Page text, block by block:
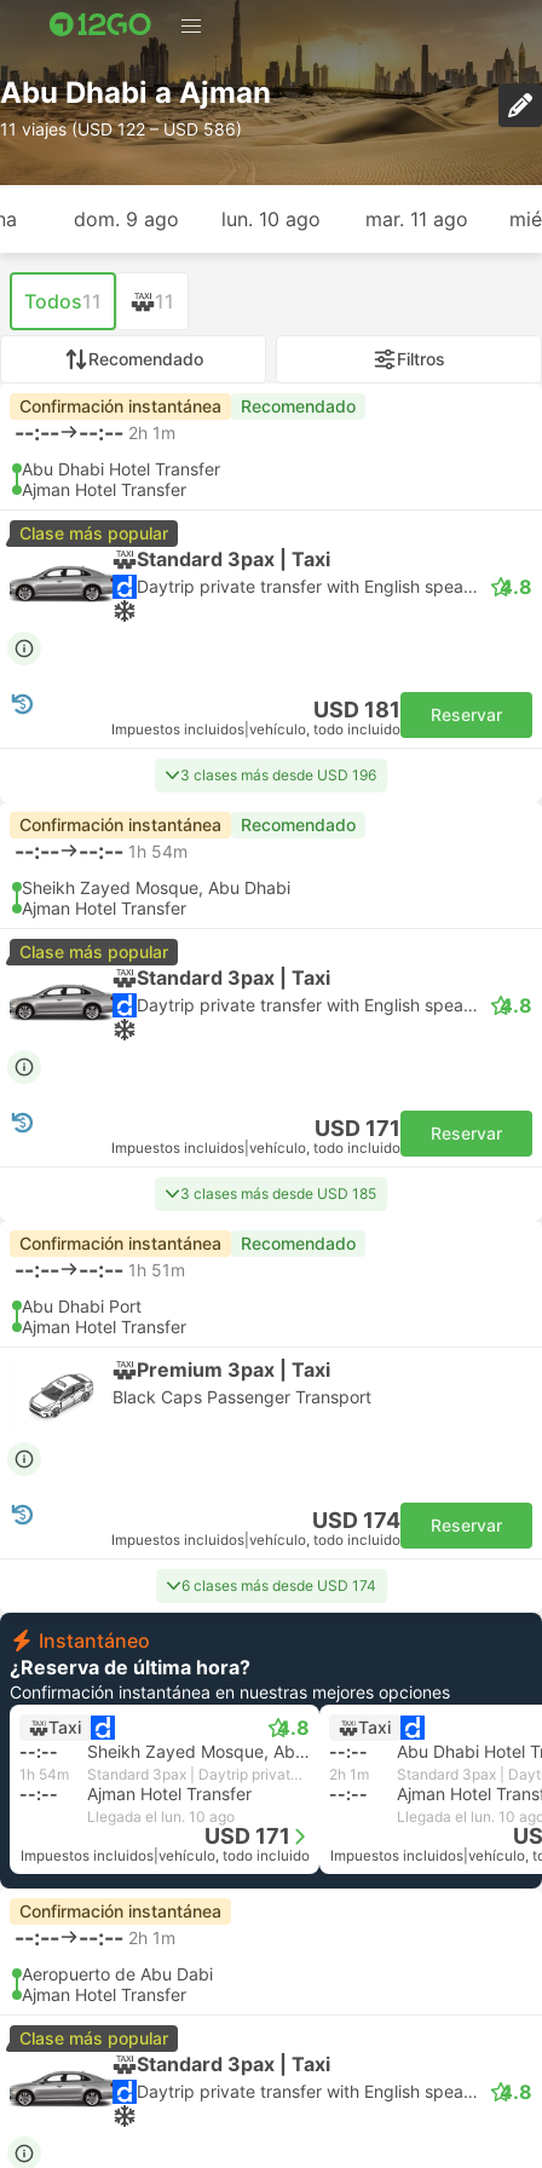
Abu Dhabi a Ajman
11 viajes (USD 122 – USD 586)
dom. 9 ago lun. 10 ago mar. 11 ago
Todos11 11
Recomendado Filtros
Confirmación instantánea Recomendado
--:-- --:-- 2h 1m
Abu Dhabi Hotel Transfer
Ajman Hotel Transfer
Clase más popular
Standard 3pax | Taxi
Daytrip private transfer with English speaking driver 4.8
USD 181
Impuestos incluidos vehículo, todo incluido
Reservar
3 clases más desde USD 196
Confirmación instantánea Recomendado
--:-- --:-- 1h 54m
Sheikh Zayed Mosque, Abu Dhabi
Ajman Hotel Transfer
Clase más popular
Standard 3pax | Taxi
Daytrip private transfer with English speaking driver 4.8
USD 171
Impuestos incluidos vehículo, todo incluido
Reservar
3 clases más desde USD 185
Confirmación instantánea Recomendado
--:-- --:-- 1h 51m
Abu Dhabi Port
Ajman Hotel Transfer
Premium 3pax | Taxi
Black Caps Passenger Transport
USD 174
Impuestos incluidos vehículo, todo incluido
Reservar
6 clases más desde USD 174
Instantáneo
¿Reserva de última hora?
Confirmación instantánea en nuestras mejores opciones
Taxi
4.8
--:-- Sheikh Zayed Mosque, Abu Dhabi
1h 54m Standard 3pax | Daytrip private transfer with English speaking driver
--:-- Ajman Hotel Transfer
Llegada el lun. 10 ago
USD 171
Impuestos incluidos vehículo, todo incluido
Taxi
--:--
Abu Dhabi Hotel
2h 1m
--:-- Ajman Hotel
Llegada el lun. 10
Impuestos incluidos vehículo,
Confirmación instantánea
--:-- --:-- 2h 1m
Aeropuerto de Abu Dabi
Ajman Hotel Transfer
Clase más popular
Standard 3pax | Taxi
Daytrip private transfer with English speaking driver 4.8